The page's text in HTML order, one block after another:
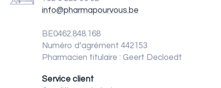
info@pharmapourvous.be
BE0462.848.168
Numéro d’agrément 442153
Pharmacien titulaire : Geert Decloedt
Service client